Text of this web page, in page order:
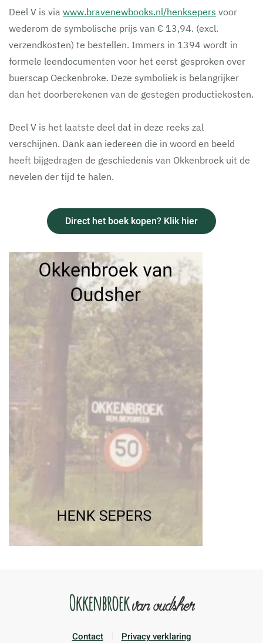
Deel V is via www.bravenewbooks.nl/henksepers voor
wederom de symbolische prijs van € 13,94. (excl.
verzendkosten) te bestellen. Immers in 1394 wordt in
formele leendocumenten voor het eerst gesproken over
buerscap Oeckenbroke. Deze symboliek is belangrijker
dan het doorberekenen van de gestegen productiekosten.
Deel V is het laatste deel dat in deze reeks zal
verschijnen. Dank aan iedereen die in woord en beeld
heeft bijgedragen de geschiedenis van Okkenbroek uit de
nevelen der tijd te halen.
Direct het boek kopen? Klik hier
Contact Privacy verklaring